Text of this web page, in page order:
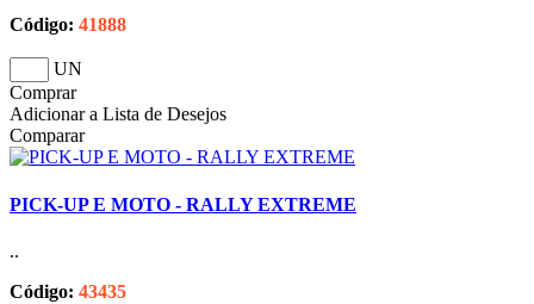
Código: 41888
UN
Comprar
Adicionar a Lista de Desejos
Comparar
PICK-UP E MOTO - RALLY EXTREME
..
Código: 43435